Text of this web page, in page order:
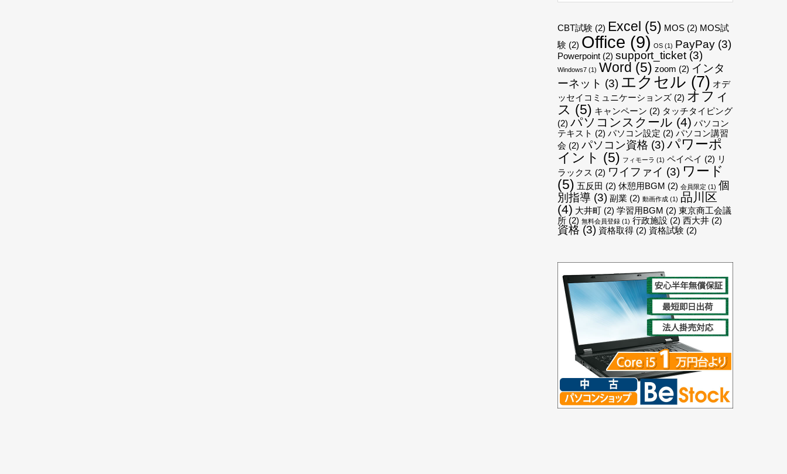
CBT試験 (2) Excel (5) MOS (2) MOS試
験 (2) Office (9) OS (1) PayPay (3)
Powerpoint (2) support_ticket (3)
Windows7 (1) Word (5) zoom (2) インタ
ーネット (3) エクセル (7) オデ
ッセイコミュニケーションズ (2) オフィ
ス (5) キャンペーン (2) タッチタイピング
(2) パソコンスクール (4) パソコン
テキスト (2) パソコン設定 (2) パソコン講習
会 (2) パソコン資格 (3)パワーポ
イント (5) フィモーラ (1) ペイペイ (2) リ
ラックス (2) ワイファイ (3) ワード
(5) 五反田 (2) 休憩用BGM (2) 会員限定 (1) 個
別指導 (3) 副業 (2) 動画作成 (1) 品川区
(4) 大井町 (2) 学習用BGM (2) 東京商工会議
所 (2) 無料会員登録 (1) 行政施設 (2) 西大井 (2)
資格 (3) 資格取得 (2) 資格試験 (2)